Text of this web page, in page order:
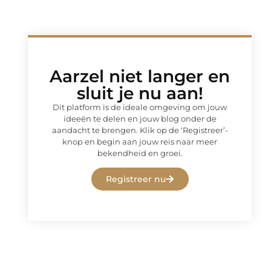
Aarzel niet langer en
sluit je nu aan!
Dit platform is de ideale omgeving om jouw
ideeën te delen en jouw blog onder de
aandacht te brengen. Klik op de ‘Registreer’-
knop en begin aan jouw reis naar meer
bekendheid en groei.
Registreer nu